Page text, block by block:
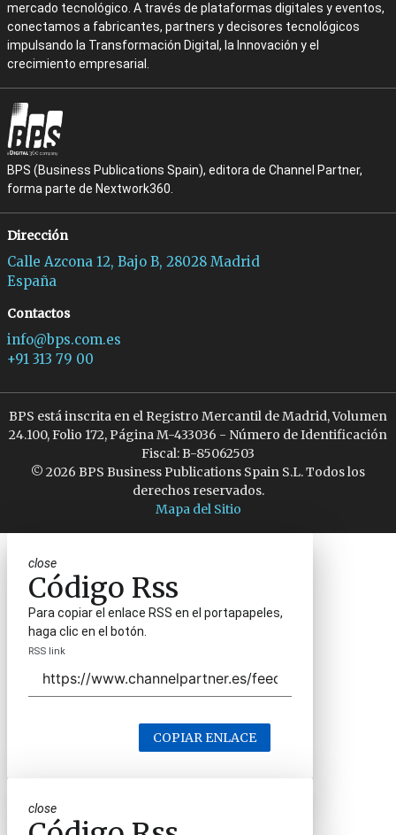
mercado tecnológico. A través de plataformas digitales y eventos,
conectamos a fabricantes, partners y decisores tecnológicos
impulsando la Transformación Digital, la Innovación y el
crecimiento empresarial.
BPS (Business Publications Spain), editora de Channel Partner,
forma parte de Nextwork360.
Dirección
Calle Azcona 12, Bajo B, 28028 Madrid
España
Contactos
info@bps.com.es
+91 313 79 00
BPS está inscrita en el Registro Mercantil de Madrid, Volumen
24.100, Folio 172, Página M-433036 - Número de Identificación
Fiscal: B-85062503
© 2026 BPS Business Publications Spain S.L. Todos los
derechos reservados.
Mapa del Sitio
close
Código Rss
Para copiar el enlace RSS en el portapapeles,
haga clic en el botón.
RSS link
COPIAR ENLACE
close